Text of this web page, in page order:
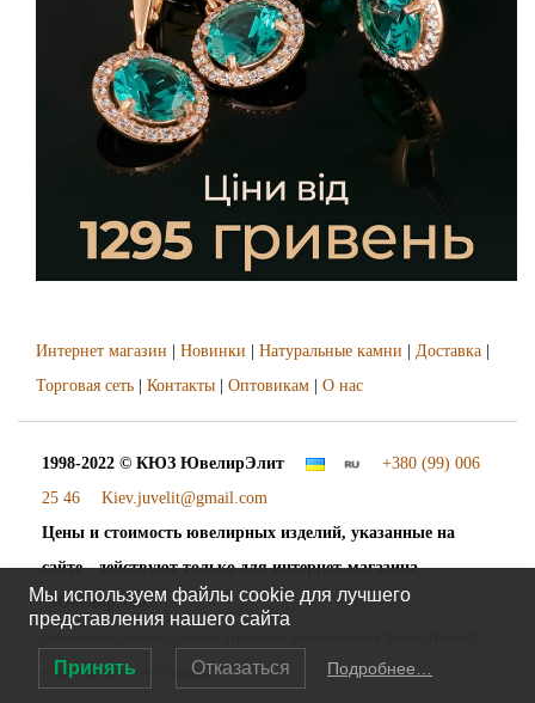
Интернет магазин Новинки Натуральные камни Доставка
Торговая сеть
Контакты Оптовикам О нас
1998-2022 © КЮЗ ЮвелирЭлит
+380 (99) 006
25 46
Kiev.juvelit@gmail.com
Цены и стоимость ювелирных изделий, указанные на
сайте - действуют только для интернет-магазина
"ЮвелирЭлит".
во все города и сёла Украины
Мы используем файлы cookie для лучшего
представления нашего сайта
Принять Отказаться Подробнее…